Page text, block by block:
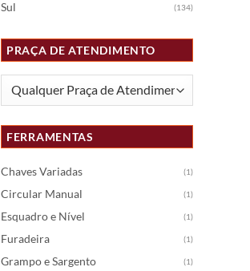
Sul (134)
PRAÇA DE ATENDIMENTO
FERRAMENTAS
Chaves Variadas (1)
Circular Manual (1)
Esquadro e Nível (1)
Furadeira (1)
Grampo e Sargento (1)